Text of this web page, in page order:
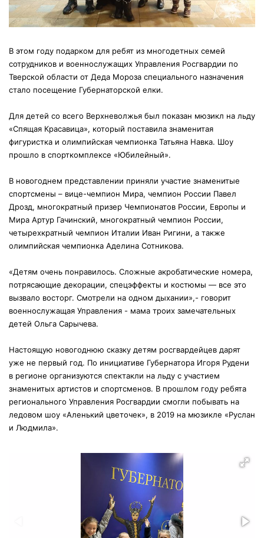
В этом году подарком для ребят из многодетных семей
сотрудников и военнослужащих Управления Росгвардии по
Тверской области от Деда Мороза специального назначения
стало посещение Губернаторской елки.
Для детей со всего Верхневолжья был показан мюзикл на льду
«Спящая Красавица», который поставила знаменитая
фигуристка и олимпийская чемпионка Татьяна Навка. Шоу
прошло в спорткомплексе «Юбилейный».
В новогоднем представлении приняли участие знаменитые
спортсмены – вице-чемпион Мира, чемпион России Павел
Дрозд, многократный призер Чемпионатов России, Европы и
Мира Артур Гачинский, многократный чемпион России,
четырехкратный чемпион Италии Иван Ригини, а также
олимпийская чемпионка Аделина Сотникова.
«Детям очень понравилось. Сложные акробатические номера,
потрясающие декорации, спецэффекты и костюмы — все это
вызвало восторг. Смотрели на одном дыхании»,- говорит
военнослужащая Управления - мама троих замечательных
детей Ольга Сарычева.
Настоящую новогоднюю сказку детям росгвардейцев дарят
уже не первый год. По инициативе Губернатора Игоря Рудени
в регионе организуются спектакли на льду с участием
знаменитых артистов и спортсменов. В прошлом году ребята
регионального Управления Росгвардии смогли побывать на
ледовом шоу «Аленький цветочек», в 2019 на мюзикле «Руслан
и Людмила».